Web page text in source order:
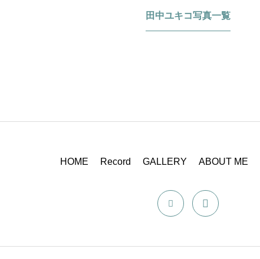
田中ユキコ写真一覧
HOME Record GALLERY ABOUT ME